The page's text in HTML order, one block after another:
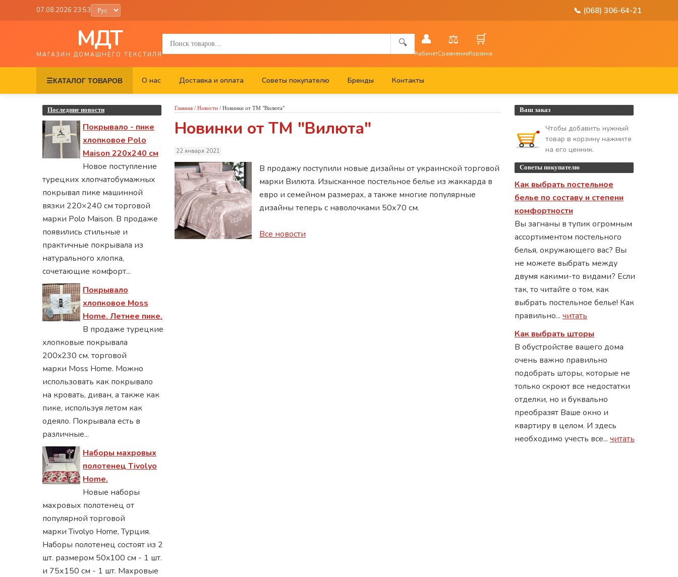
07.08.2026 23:53 📞 (068) 306-64-21
МДТ
МАГАЗИН ДОМАШНЕГО ТЕКСТИЛЯ
🔍 👤
Кабинет
⚖️
Сравнение
🛒
Корзина
☰КАТАЛОГ ТОВАРОВ О нас Доставка и оплата Советы покупателю Бренды Контакты
Последние новости
Покрывало - пике
хлопковое Polo
Maison 220х240 см
Новое поступление
турецких хлопчатобумажных
покрывал пике машинной
вязки 220×240 см торговой
марки Polo Maison. В продаже
появились стильные и
практичные покрывала из
натурального хлопка,
сочетающие комфорт...
Покрывало
хлопковое Moss
Home. Летнее пике.
В продаже турецкие
хлопковые покрывала
200x230 см. торговой
марки Moss Home. Можно
использовать как покрывало
на кровать, диван, а также как
пике, используя летом как
одеяло. Покрывала есть в
различные...
Наборы махровых
полотенец Tivolyo
Home.
Новые наборы
махровых полотенец от
популярной торговой
марки Tivolyo Home, Турция.
Наборы полотенец состоят из 2
шт. размером 50x100 см - 1 шт.
и 75х150 см - 1 шт. Махровые
Главная / Новости / Новинки от ТМ "Вилюта"
Новинки от ТМ "Вилюта"
22 января 2021
В продажу поступили новые дизайны от украинской торговой
марки Вилюта. Изысканное постельное белье из жаккарда в
евро и семейном размерах, а также многие популярные
дизайны теперь с наволочками 50х70 см.
Все новости
Ваш заказ
Чтобы добавить нужный
товар в корзину нажмите
на его ценник.
Советы покупателю
Как выбрать постельное
белье по составу и степени
комфортности
Вы загнаны в тупик огромным
ассортиментом постельного
белья, окружающего вас? Вы
не можете выбрать между
двумя какими-то видами? Если
так, то читайте о том, как
выбрать постельное белье! Как
правильно... читать
Как выбрать шторы
В обустройстве вашего дома
очень важно правильно
подобрать шторы, которые не
только скроют все недостатки
отделки, но и буквально
преобразят Ваше окно и
квартиру в целом. И здесь
необходимо учесть все... читать